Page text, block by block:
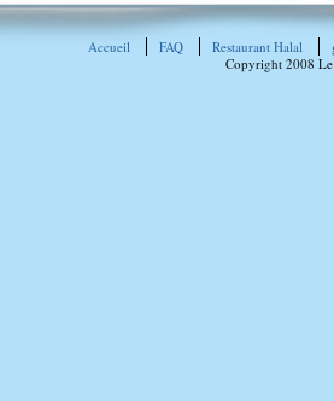
Accueil FAQ Restaurant Halal
Copyright 2008